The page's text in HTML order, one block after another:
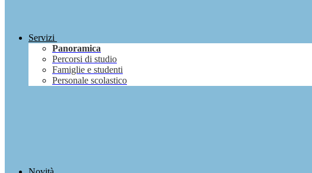
Servizi
Panoramica
Percorsi di studio
Famiglie e studenti
Personale scolastico